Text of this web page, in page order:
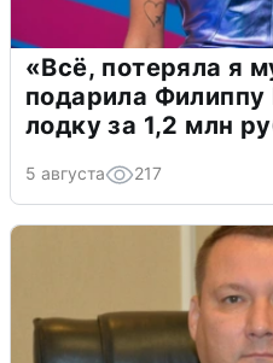
«Всё, потеряла я
подарила
лодку за 1,2 млн
5 августа 217